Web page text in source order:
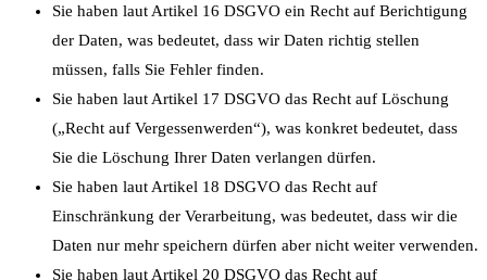
Sie haben laut Artikel 16 DSGVO ein Recht auf Berichtigung
der Daten, was bedeutet, dass wir Daten richtig stellen
müssen, falls Sie Fehler finden.
Sie haben laut Artikel 17 DSGVO das Recht auf Löschung
(„Recht auf Vergessenwerden“), was konkret bedeutet, dass
Sie die Löschung Ihrer Daten verlangen dürfen.
Sie haben laut Artikel 18 DSGVO das Recht auf
Einschränkung der Verarbeitung, was bedeutet, dass wir die
Daten nur mehr speichern dürfen aber nicht weiter verwenden.
Sie haben laut Artikel 20 DSGVO das Recht auf